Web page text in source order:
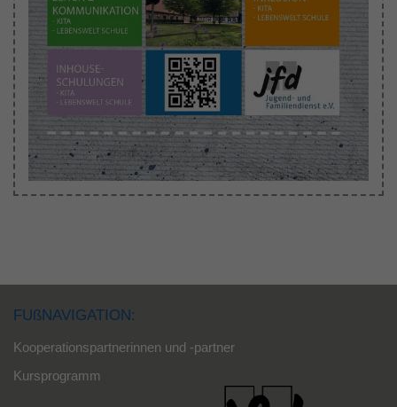
FUßNAVIGATION:
Kooperationspartnerinnen und -partner
Kursprogramm